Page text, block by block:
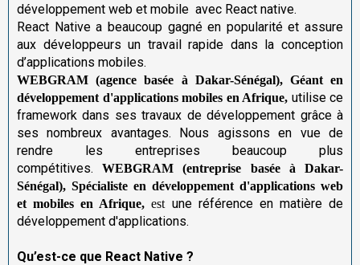
développement web et mobile avec React native.
React Native a beaucoup gagné en popularité et assure
aux développeurs un travail rapide dans la conception
d’applications mobiles.
WEBGRAM (agence basée à Dakar-Sénégal), Géant en
développement d'applications mobiles en Afrique, utilise ce
framework dans ses travaux de développement grâce à
ses nombreux avantages. Nous agissons en vue de
rendre les entreprises beaucoup plus
compétitives.WEBGRAM (entreprise basée à Dakar-
Sénégal), Spécialiste en développement d'applications web
et mobiles en Afrique,estune référence en matière de
développement d'applications.
Qu’est-ce que React Native ?